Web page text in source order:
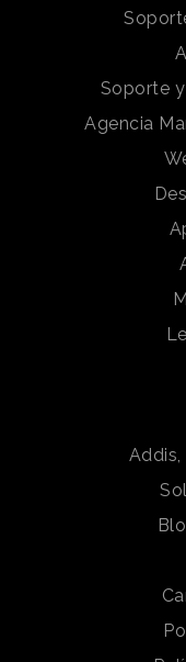
Soporte
Agencia